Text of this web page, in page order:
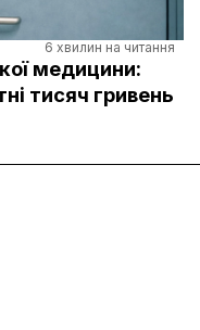
6 хвилин на читання
медицини:
тисяч гривень